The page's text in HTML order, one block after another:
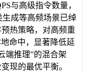
与高级指令数量，
成等高频场景已绰
热策略，对高频重
命中，显著降低延
端推理”的混合架
现的最优平衡。